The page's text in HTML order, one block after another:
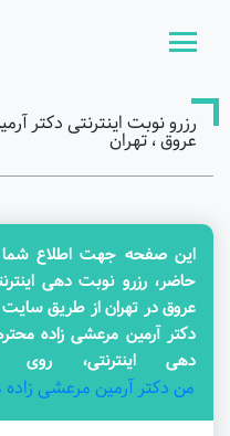
رزرو نوبت اینترنتی
عروق ، تهران
این صفحه جهت اطلاع
حاضر، رزرو نوبت دهی
عروق در تهران از طریق
دکتر آرمین مرعشی زاده
دهی اینترنتی،
من دکتر آرمین مرعشی